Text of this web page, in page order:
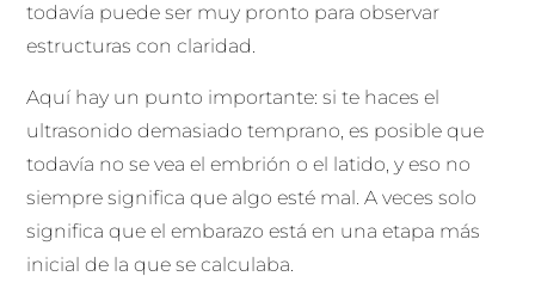
todavía puede ser muy pronto para observar
estructuras con claridad.
Aquí hay un punto importante: si te haces el
ultrasonido demasiado temprano, es posible que
todavía no se vea el embrión o el latido, y eso no
siempre significa que algo esté mal. A veces solo
significa que el embarazo está en una etapa más
inicial de la que se calculaba.